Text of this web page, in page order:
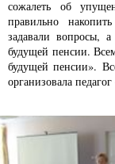
сожалеть об
правильно
задавали вопросы,
будущей пенсии.
будущей пенсии».
организовала